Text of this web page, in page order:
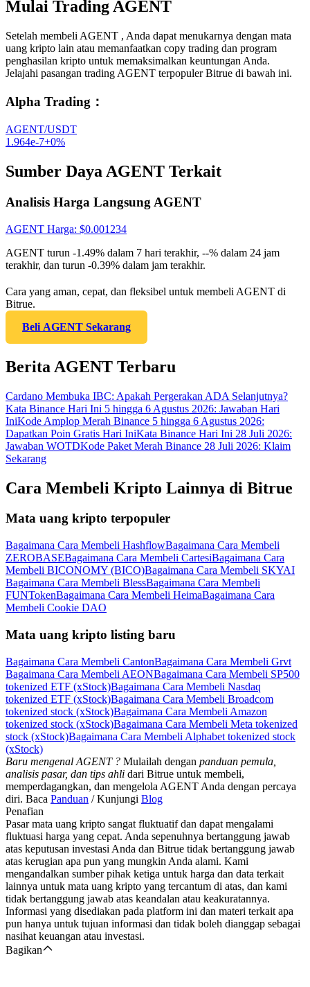
Mulai Trading AGENT
Setelah membeli AGENT , Anda dapat menukarnya dengan mata
uang kripto lain atau memanfaatkan copy trading dan program
penghasilan kripto untuk memaksimalkan keuntungan Anda.
Jelajahi pasangan trading AGENT terpopuler Bitrue di bawah ini.
Alpha Trading ：
AGENT/USDT
1.964e-7+0%
Sumber Daya AGENT Terkait
Analisis Harga Langsung AGENT
AGENT Harga: $0.001234
AGENT turun -1.49% dalam 7 hari terakhir, --% dalam 24 jam
terakhir, dan turun -0.39% dalam jam terakhir.
Cara yang aman, cepat, dan fleksibel untuk membeli AGENT di
Bitrue.
Beli AGENT Sekarang
Berita AGENT Terbaru
Cardano Membuka IBC: Apakah Pergerakan ADA Selanjutnya?
Kata Binance Hari Ini 5 hingga 6 Agustus 2026: Jawaban Hari
IniKode Amplop Merah Binance 5 hingga 6 Agustus 2026:
Dapatkan Poin Gratis Hari IniKata Binance Hari Ini 28 Juli 2026:
Jawaban WOTDKode Paket Merah Binance 28 Juli 2026: Klaim
Sekarang
Cara Membeli Kripto Lainnya di Bitrue
Mata uang kripto terpopuler
Bagaimana Cara Membeli HashflowBagaimana Cara Membeli
ZEROBASEBagaimana Cara Membeli CartesiBagaimana Cara
Membeli BICONOMY (BICO)Bagaimana Cara Membeli SKYAI
Bagaimana Cara Membeli BlessBagaimana Cara Membeli
FUNTokenBagaimana Cara Membeli HeimaBagaimana Cara
Membeli Cookie DAO
Mata uang kripto listing baru
Bagaimana Cara Membeli CantonBagaimana Cara Membeli Grvt
Bagaimana Cara Membeli AEONBagaimana Cara Membeli SP500
tokenized ETF (xStock)Bagaimana Cara Membeli Nasdaq
tokenized ETF (xStock)Bagaimana Cara Membeli Broadcom
tokenized stock (xStock)Bagaimana Cara Membeli Amazon
tokenized stock (xStock)Bagaimana Cara Membeli Meta tokenized
stock (xStock)Bagaimana Cara Membeli Alphabet tokenized stock
(xStock)
Baru mengenal AGENT ? Mulailah dengan panduan pemula,
analisis pasar, dan tips ahli dari Bitrue untuk membeli,
memperdagangkan, dan mengelola AGENT Anda dengan percaya
diri. Baca Panduan / Kunjungi Blog
Penafian
Pasar mata uang kripto sangat fluktuatif dan dapat mengalami
fluktuasi harga yang cepat. Anda sepenuhnya bertanggung jawab
atas keputusan investasi Anda dan Bitrue tidak bertanggung jawab
atas kerugian apa pun yang mungkin Anda alami. Kami
mengandalkan sumber pihak ketiga untuk harga dan data terkait
lainnya untuk mata uang kripto yang tercantum di atas, dan kami
tidak bertanggung jawab atas keandalan atau keakuratannya.
Informasi yang disediakan pada platform ini dan materi terkait apa
pun hanya untuk tujuan informasi dan tidak boleh dianggap sebagai
nasihat keuangan atau investasi.
Bagikan